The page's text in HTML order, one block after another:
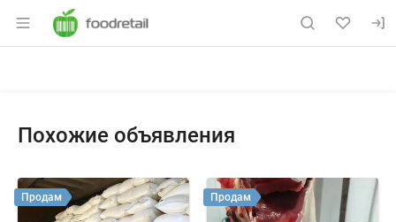
Раздел навигации по сайту
Похожие объявления
Продам Продам